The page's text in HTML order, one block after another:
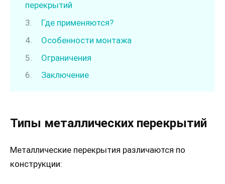
перекрытий
Где применяются?
Особенности монтажа
Ограничения
Заключение
Типы металлических перекрытий
Металлические перекрытия различаются по
конструкции: